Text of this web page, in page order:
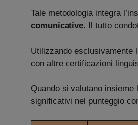
Tale metodologia integra
comunicative. Il tutto
Utilizzando esclusivamente
con altre certificazioni
Quando si valutano
significativi nel punteggio